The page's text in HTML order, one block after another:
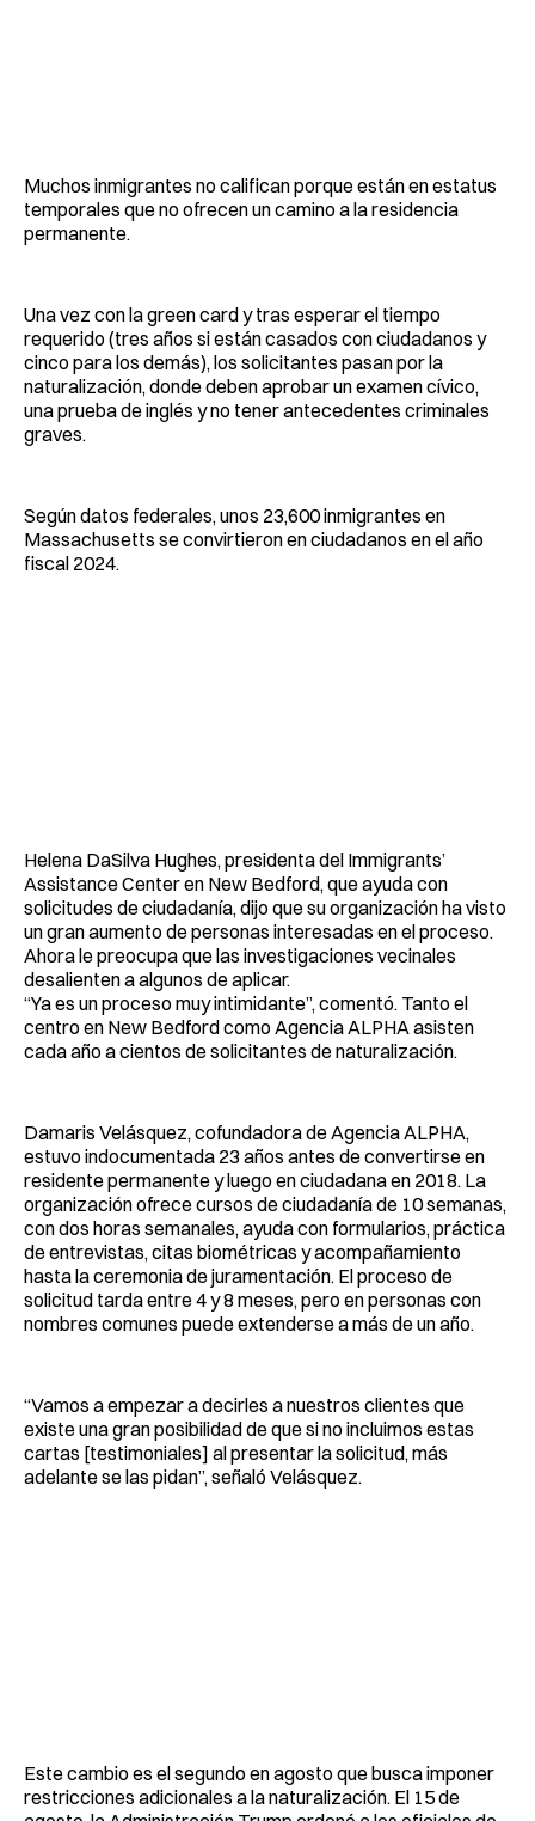
Muchos inmigrantes no califican porque están en estatus
temporales que no ofrecen un camino a la residencia
permanente.
Una vez con la green card y tras esperar el tiempo
requerido (tres años si están casados con ciudadanos y
cinco para los demás), los solicitantes pasan por la
naturalización, donde deben aprobar un examen cívico,
una prueba de inglés y no tener antecedentes criminales
graves.
Según datos federales, unos 23,600 inmigrantes en
Massachusetts se convirtieron en ciudadanos en el año
fiscal 2024.
Helena DaSilva Hughes, presidenta del Immigrants’
Assistance Center en New Bedford, que ayuda con
solicitudes de ciudadanía, dijo que su organización ha visto
un gran aumento de personas interesadas en el proceso.
Ahora le preocupa que las investigaciones vecinales
desalienten a algunos de aplicar.
“Ya es un proceso muy intimidante”, comentó. Tanto el
centro en New Bedford como Agencia ALPHA asisten
cada año a cientos de solicitantes de naturalización.
Damaris Velásquez, cofundadora de Agencia ALPHA,
estuvo indocumentada 23 años antes de convertirse en
residente permanente y luego en ciudadana en 2018. La
organización ofrece cursos de ciudadanía de 10 semanas,
con dos horas semanales, ayuda con formularios, práctica
de entrevistas, citas biométricas y acompañamiento
hasta la ceremonia de juramentación. El proceso de
solicitud tarda entre 4 y 8 meses, pero en personas con
nombres comunes puede extenderse a más de un año.
“Vamos a empezar a decirles a nuestros clientes que
existe una gran posibilidad de que si no incluimos estas
cartas [testimoniales] al presentar la solicitud, más
adelante se las pidan”, señaló Velásquez.
Este cambio es el segundo en agosto que busca imponer
restricciones adicionales a la naturalización. El 15 de